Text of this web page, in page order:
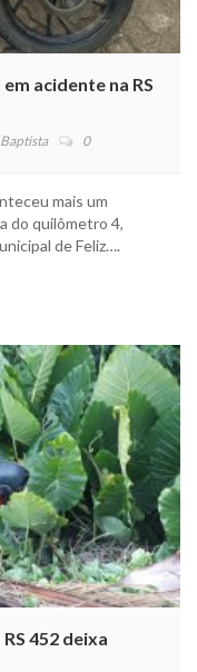
acidente na RS
0
mais um
do quilômetro 4,
de Feliz….
452 deixa